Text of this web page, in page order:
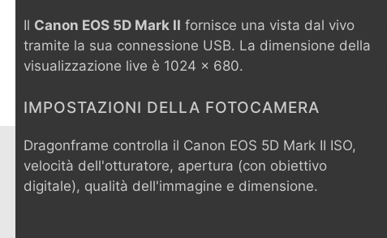
Il Canon EOS 5D Mark II fornisce una vista dal vivo
tramite la sua connessione USB. La dimensione della
visualizzazione live è 1024 x 680.
IMPOSTAZIONI DELLA FOTOCAMERA
Dragonframe controlla il Canon EOS 5D Mark II ISO,
velocità dell'otturatore, apertura (con obiettivo
digitale), qualità dell'immagine e dimensione.